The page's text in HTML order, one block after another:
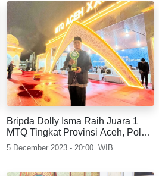
Bripda Dolly Isma Raih Juara 1
MTQ Tingkat Provinsi Aceh, Polda
Aceh Berikan Penghargaan
5 December 2023 - 20:00 WIB